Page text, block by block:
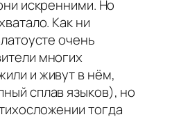
искренними. Но
Как ни
очень
многих
и живут в нём,
сплав языков), но
тогда